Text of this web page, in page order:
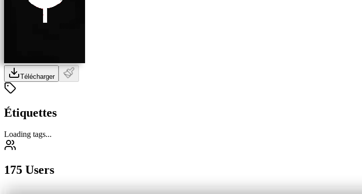
Télécharger
Étiquettes
Loading tags...
175 Users